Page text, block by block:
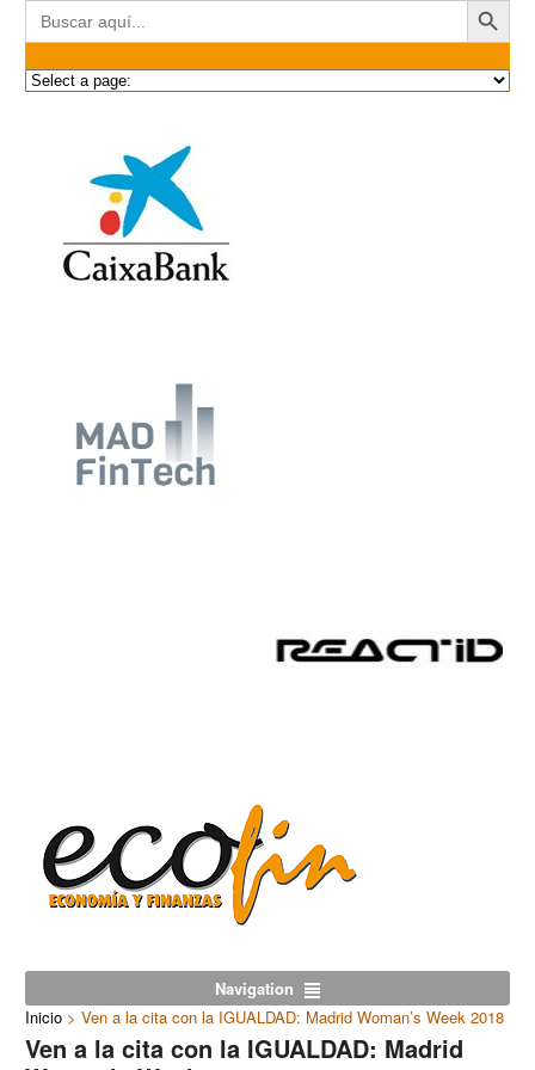
Buscar:
Navigation
Inicio > Ven a la cita con la IGUALDAD: Madrid Woman’s Week 2018
Ven a la cita con la IGUALDAD: Madrid